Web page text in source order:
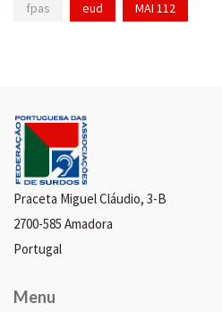
fpas eud MAI 112
Praceta Miguel Cláudio, 3-B
2700-585 Amadora
Portugal
Menu